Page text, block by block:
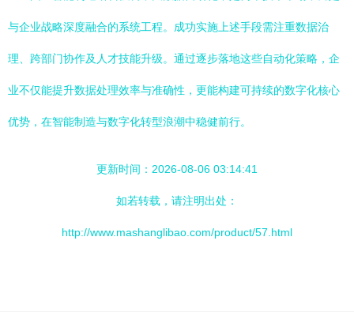
与企业战略深度融合的系统工程。成功实施上述手段需注重数据治
理、跨部门协作及人才技能升级。通过逐步落地这些自动化策略，企
业不仅能提升数据处理效率与准确性，更能构建可持续的数字化核心
优势，在智能制造与数字化转型浪潮中稳健前行。
更新时间：2026-08-06 03:14:41
如若转载，请注明出处：
http://www.mashanglibao.com/product/57.html